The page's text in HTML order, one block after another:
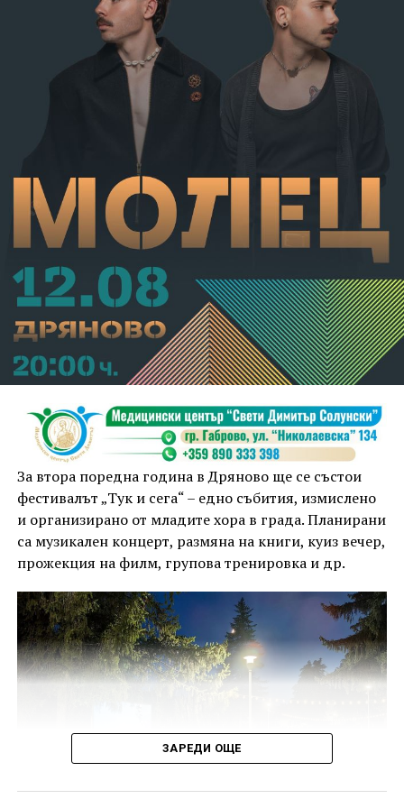
от НК – глоба в размер на 306,77 евро.
С постановление на Районна прокуратура-Габрово
В.А. е бил задържан за срок до 72 часа, а с
определение на Районен съд-Габрово спрямо него е
взета мярка за неотклонение „домашен арест“.
Съдебният акт е окончателен.
За втора поредна година в Дряново ще се състои
фестивалът „Тук и сега“ – едно събития, измислено
и организирано от младите хора в града. Планирани
са музикален концерт, размяна на книги, куиз вечер,
прожекция на филм, групова тренировка и др.
ЗАРЕДИ ОЩЕ